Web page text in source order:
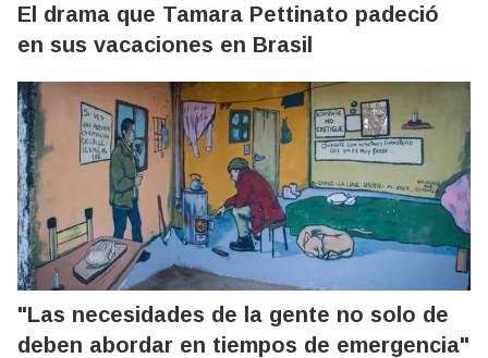
El drama que Tamara Pettinato padeció
en sus vacaciones en Brasil
"Las necesidades de la gente no solo de
deben abordar en tiempos de emergencia"